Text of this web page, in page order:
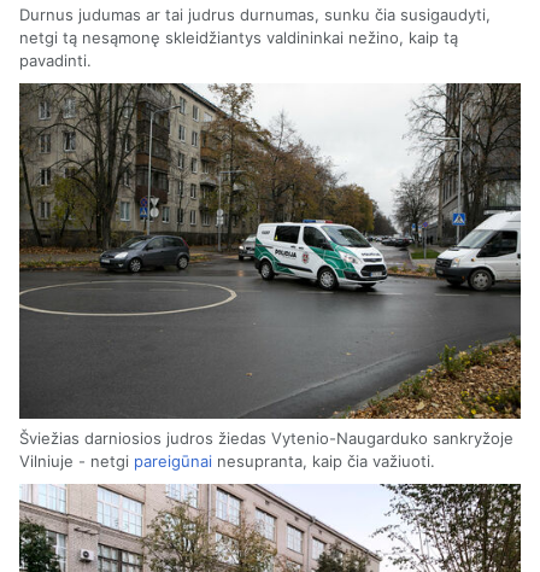
Durnus judumas ar tai judrus durnumas, sunku čia susigaudyti,
netgi tą nesąmonę skleidžiantys valdininkai nežino, kaip tą
pavadinti.
Šviežias darniosios judros žiedas Vytenio-Naugarduko sankryžoje
Vilniuje - netgi pareigūnai nesupranta, kaip čia važiuoti.